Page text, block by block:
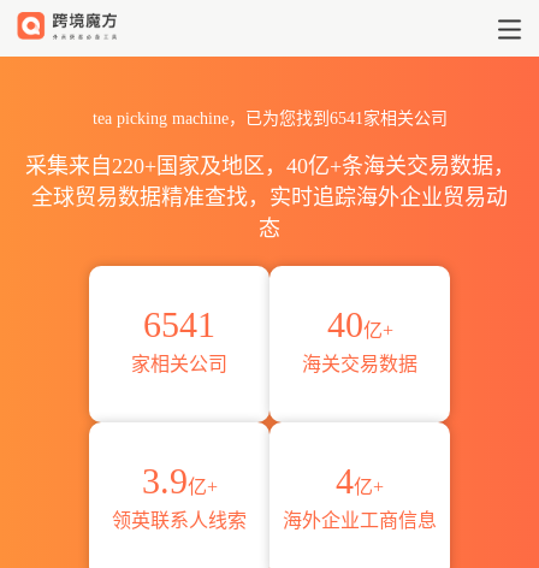
tea picking machine，已为您找到6541家相关公司
采集来自220+国家及地区，40亿+条海关交易数据，
全球贸易数据精准查找，实时追踪海外企业贸易动
态
6541
家相关公司
40亿+
海关交易数据
3.9亿+
领英联系人线索
4亿+
海外企业工商信息